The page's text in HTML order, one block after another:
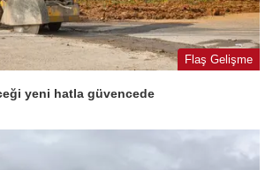
Flaş Gelişme
yeni hatla güvencede